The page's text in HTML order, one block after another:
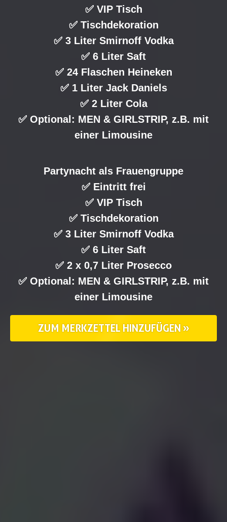
✅ VIP Tisch
✅ Tischdekoration
✅ 3 Liter Smirnoff Vodka
✅ 6 Liter Saft
✅ 24 Flaschen Heineken
✅ 1 Liter Jack Daniels
✅ 2 Liter Cola
✅ Optional: MEN & GIRLSTRIP, z.B. mit
einer Limousine
Partynacht als Frauengruppe
✅ Eintritt frei
✅ VIP Tisch
✅ Tischdekoration
✅ 3 Liter Smirnoff Vodka
✅ 6 Liter Saft
✅ 2 x 0,7 Liter Prosecco
✅ Optional: MEN & GIRLSTRIP, z.B. mit
einer Limousine
ZUM MERKZETTEL HINZUFÜGEN »